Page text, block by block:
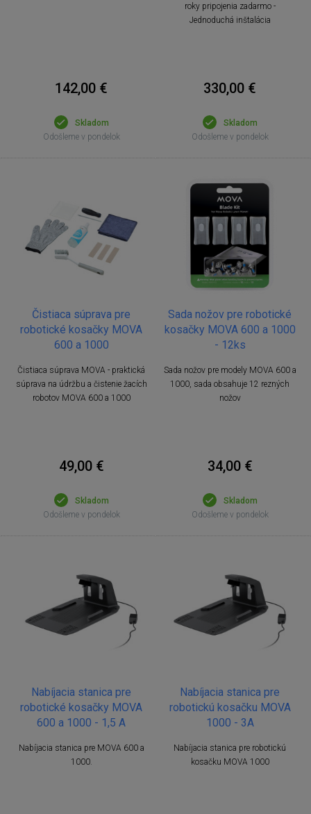
142,00 €
Skladom
Odošleme v pondelok
roky pripojenia zadarmo -
Jednoduchá inštalácia
330,00 €
Skladom
Odošleme v pondelok
Čistiaca súprava pre
robotické kosačky MOVA
600 a 1000
Čistiaca súprava MOVA - praktická
súprava na údržbu a čistenie žacích
robotov MOVA 600 a 1000
49,00 €
Skladom
Odošleme v pondelok
Sada nožov pre robotické
kosačky MOVA 600 a 1000
- 12ks
Sada nožov pre modely MOVA 600 a
1000, sada obsahuje 12 rezných
nožov
34,00 €
Skladom
Odošleme v pondelok
Nabíjacia stanica pre
robotické kosačky MOVA
600 a 1000 - 1,5 A
Nabíjacia stanica pre MOVA 600 a
1000.
Nabíjacia stanica pre
robotickú kosačku MOVA
1000 - 3A
Nabíjacia stanica pre robotickú
kosačku MOVA 1000